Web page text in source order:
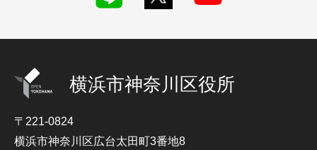
横浜市神奈川区役所
〒221-0824
横浜市神奈川区広台太田町3番地8